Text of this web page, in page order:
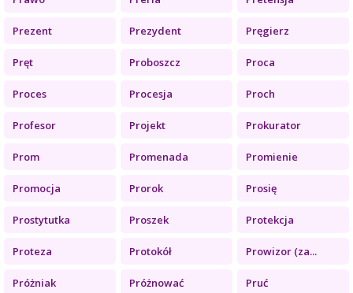
Prezent Prezydent Pręgierz
Pręt Proboszcz Proca
Proces Procesja Proch
Profesor Projekt Prokurator
Prom Promenada Promienie
Promocja Prorok Prosię
Prostytutka Proszek Protekcja
Proteza Protokół Prowizor (za...
Próżniak Próżnować Pruć